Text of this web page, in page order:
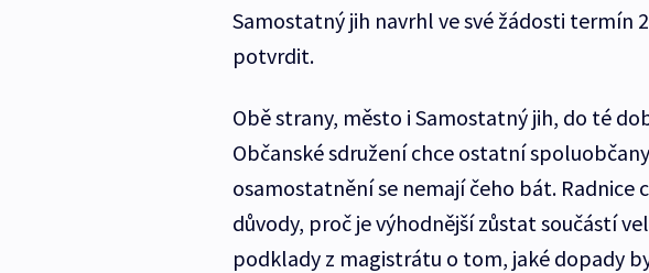
Samostatný jih navrhl ve své žádosti termín
potvrdit.
Obě strany, město i Samostatný jih, do té
Občanské sdružení chce ostatní
osamostatnění se nemají čeho bát. Radnice
důvody, proč je výhodnější zůstat součástí
podklady z magistrátu o tom, jaké dopady